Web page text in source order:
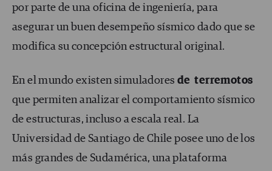
por parte de una oficina de ingeniería, para
asegurar un buen desempeño sísmico dado que se
modifica su concepción estructural original.
En el mundo existen simuladores de terremotos
que permiten analizar el comportamiento sísmico
de estructuras, incluso a escala real. La
Universidad de Santiago de Chile posee uno de los
más grandes de Sudamérica, una plataforma